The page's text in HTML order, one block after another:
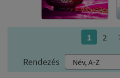
jól magukat. Ez akkor is
lettünk valamiért dühösek
Mit tehetünk ilyenkor,
már kiküldtük a térbe
TUDATOSAK
1 2
Rendezés